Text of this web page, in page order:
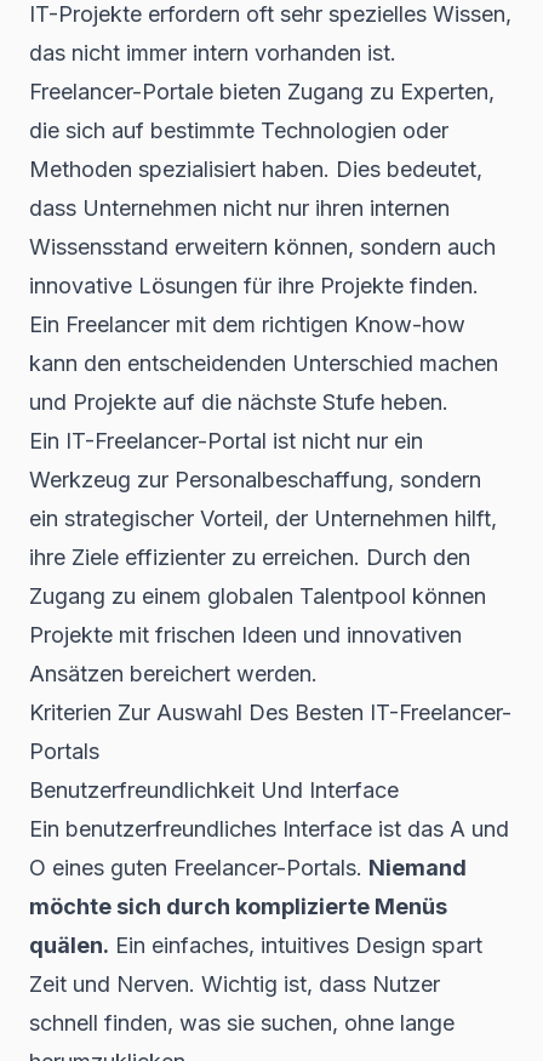
IT-Projekte erfordern oft sehr spezielles Wissen,
das nicht immer intern vorhanden ist.
Freelancer-Portale bieten Zugang zu Experten,
die sich auf bestimmte Technologien oder
Methoden spezialisiert haben. Dies bedeutet,
dass Unternehmen nicht nur ihren internen
Wissensstand erweitern können, sondern auch
innovative Lösungen für ihre Projekte finden.
Ein Freelancer mit dem richtigen Know-how
kann den entscheidenden Unterschied machen
und Projekte auf die nächste Stufe heben.
Ein IT-Freelancer-Portal ist nicht nur ein
Werkzeug zur Personalbeschaffung, sondern
ein strategischer Vorteil, der Unternehmen hilft,
ihre Ziele effizienter zu erreichen. Durch den
Zugang zu einem globalen Talentpool können
Projekte mit frischen Ideen und innovativen
Ansätzen bereichert werden.
Kriterien Zur Auswahl Des Besten IT-Freelancer-
Portals
Benutzerfreundlichkeit Und Interface
Ein benutzerfreundliches Interface ist das A und
O eines guten Freelancer-Portals. Niemand
möchte sich durch komplizierte Menüs
quälen. Ein einfaches, intuitives Design spart
Zeit und Nerven. Wichtig ist, dass Nutzer
schnell finden, was sie suchen, ohne lange